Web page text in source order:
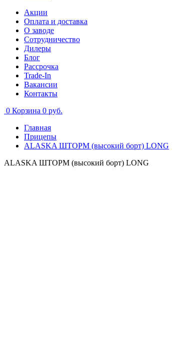
Акции
Оплата и доставка
О заводе
Сотрудничество
Дилеры
Блог
Рассрочка
Trade-In
Вакансии
Контакты
0 Корзина 0 руб.
Главная
Прицепы
ALASKA ШТОРМ (высокий борт) LONG
ALASKA ШТОРМ (высокий борт) LONG